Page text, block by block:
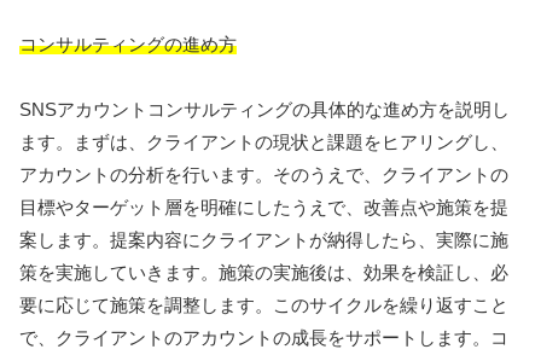
コンサルティングの進め方
SNSアカウントコンサルティングの具体的な進め方を説明し
ます。まずは、クライアントの現状と課題をヒアリングし、
アカウントの分析を行います。そのうえで、クライアントの
目標やターゲット層を明確にしたうえで、改善点や施策を提
案します。提案内容にクライアントが納得したら、実際に施
策を実施していきます。施策の実施後は、効果を検証し、必
要に応じて施策を調整します。このサイクルを繰り返すこと
で、クライアントのアカウントの成長をサポートします。コ